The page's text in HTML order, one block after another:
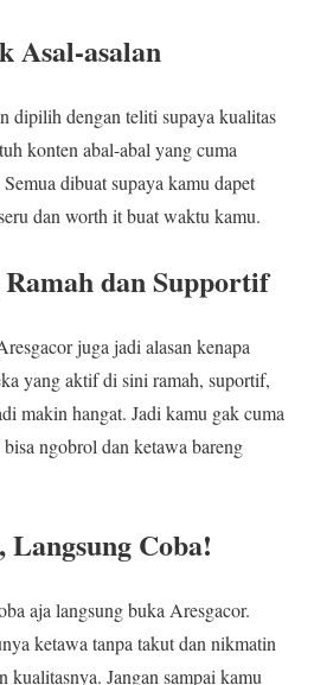
Asal-asalan
dipilih dengan teliti supaya kualitas
konten abal-abal yang cuma
dibuat supaya kamu dapet
dan worth it buat waktu kamu.
dan Supportif
juga jadi alasan kenapa
yang aktif di sini ramah, suportif,
makin hangat. Jadi kamu gak cuma
ngobrol dan ketawa bareng
Coba!
aja langsung buka Aresgacor.
ketawa tanpa takut dan nikmatin
kualitasnya. Jangan sampai kamu